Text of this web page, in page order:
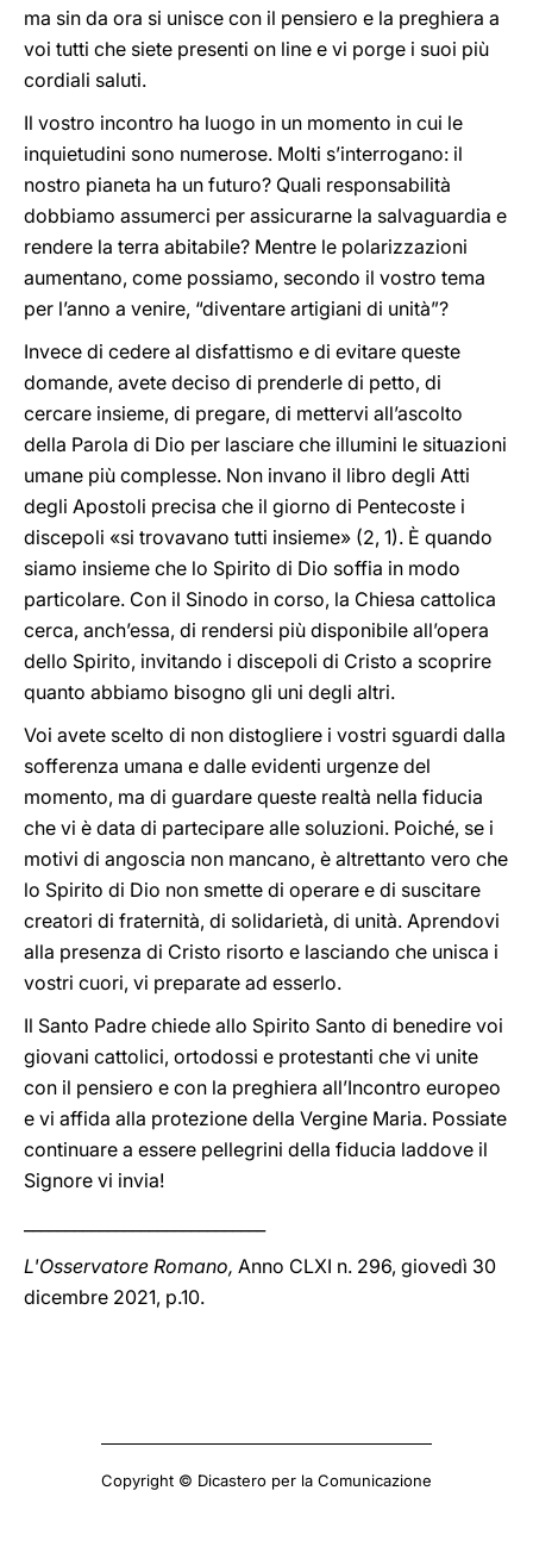
ma sin da ora si unisce con il pensiero e la preghiera a
voi tutti che siete presenti on line e vi porge i suoi più
cordiali saluti.
Il vostro incontro ha luogo in un momento in cui le
inquietudini sono numerose. Molti s’interrogano: il
nostro pianeta ha un futuro? Quali responsabilità
dobbiamo assumerci per assicurarne la salvaguardia e
rendere la terra abitabile? Mentre le polarizzazioni
aumentano, come possiamo, secondo il vostro tema
per l’anno a venire, “diventare artigiani di unità”?
Invece di cedere al disfattismo e di evitare queste
domande, avete deciso di prenderle di petto, di
cercare insieme, di pregare, di mettervi all’ascolto
della Parola di Dio per lasciare che illumini le situazioni
umane più complesse. Non invano il libro degli Atti
degli Apostoli precisa che il giorno di Pentecoste i
discepoli «si trovavano tutti insieme» (2, 1). È quando
siamo insieme che lo Spirito di Dio soffia in modo
particolare. Con il Sinodo in corso, la Chiesa cattolica
cerca, anch’essa, di rendersi più disponibile all’opera
dello Spirito, invitando i discepoli di Cristo a scoprire
quanto abbiamo bisogno gli uni degli altri.
Voi avete scelto di non distogliere i vostri sguardi dalla
sofferenza umana e dalle evidenti urgenze del
momento, ma di guardare queste realtà nella fiducia
che vi è data di partecipare alle soluzioni. Poiché, se i
motivi di angoscia non mancano, è altrettanto vero che
lo Spirito di Dio non smette di operare e di suscitare
creatori di fraternità, di solidarietà, di unità. Aprendovi
alla presenza di Cristo risorto e lasciando che unisca i
vostri cuori, vi preparate ad esserlo.
Il Santo Padre chiede allo Spirito Santo di benedire voi
giovani cattolici, ortodossi e protestanti che vi unite
con il pensiero e con la preghiera all’Incontro europeo
e vi affida alla protezione della Vergine Maria. Possiate
continuare a essere pellegrini della fiducia laddove il
Signore vi invia!
L'Osservatore Romano, Anno CLXI n. 296, giovedì 30
dicembre 2021, p.10.
Copyright © Dicastero per la Comunicazione